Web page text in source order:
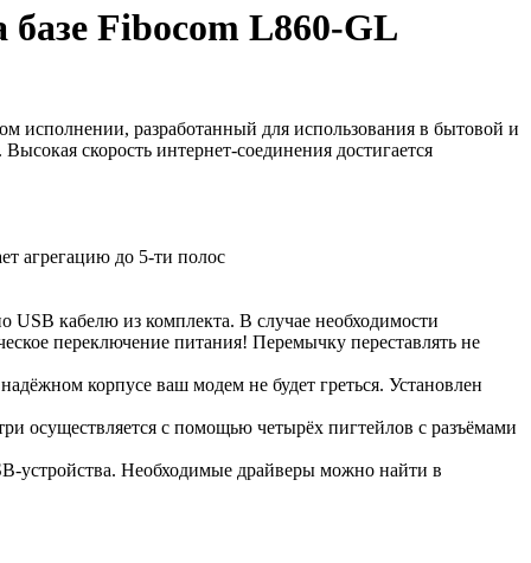
базе Fibocom L860-GL
исполнении, разработанный для использования в бытовой и
скорость интернет-соединения достигается
агрегацию до 5-ти полос
USB кабелю из комплекта. В случае необходимости
переключение питания! Перемычку переставлять не
корпусе ваш модем не будет греться. Установлен
осуществляется с помощью четырёх пигтейлов с разъёмами
устройства. Необходимые драйверы можно найти в